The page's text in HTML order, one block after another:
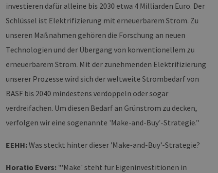
investieren dafür alleine bis 2030 etwa 4 Milliarden Euro. Der
Schlüssel ist Elektrifizierung mit erneuerbarem Strom. Zu
unseren Maßnahmen gehören die Forschung an neuen
Technologien und der Übergang von konventionellem zu
erneuerbarem Strom. Mit der zunehmenden Elektrifizierung
unserer Prozesse wird sich der weltweite Strombedarf von
BASF bis 2040 mindestens verdoppeln oder sogar
verdreifachen. Um diesen Bedarf an Grünstrom zu decken,
verfolgen wir eine sogenannte 'Make-and-Buy'-Strategie."
EEHH:Was steckt hinter dieser 'Make-and-Buy'-Strategie?
Horatio Evers: "'Make' steht für Eigeninvestitionen in